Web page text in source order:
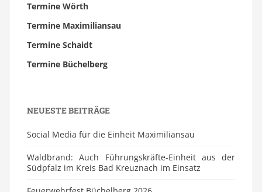
Termine Wörth
Termine Maximiliansau
Termine Schaidt
Termine Büchelberg
NEUESTE BEITRÄGE
Social Media für die Einheit Maximiliansau
Waldbrand: Auch Führungskräfte-Einheit aus der
Südpfalz im Kreis Bad Kreuznach im Einsatz